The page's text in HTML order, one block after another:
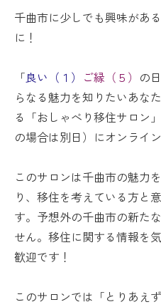
千曲市に少しでも興味があ
に！
「良い（１） ご縁（５） の
らなる魅力を知りたいあな
る「おしゃべり移住サロン
の場合は別日）にオンライ
このサロンは千曲市の魅力
り、移住を考えている方と
す。予想外の千曲市の新た
せん。移住に関する情報を
歓迎です！
このサロンでは「とりあえ